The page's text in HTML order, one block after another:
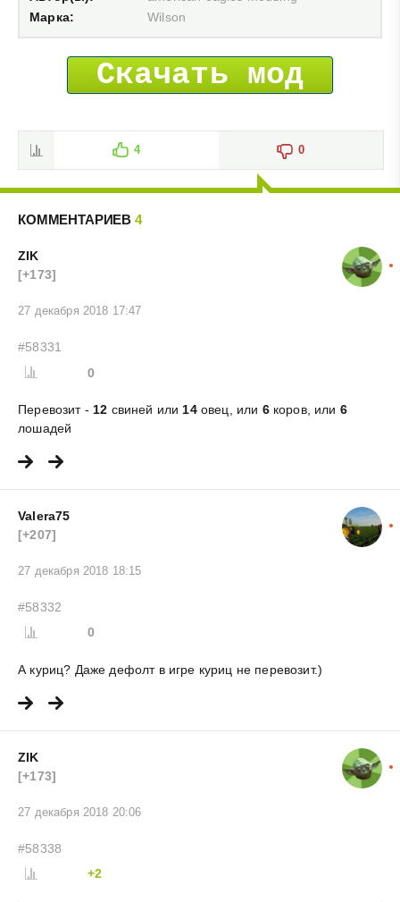
Марка:
Wilson
Скачать мод
4 0
КОММЕНТАРИЕВ 4
ZIK
[+173]
27 декабря 2018 17:47
#58331
0
Перевозит - 12 свиней или 14овец, или 6коров, или 6
лошадей
Valera75
[+207]
27 декабря 2018 18:15
#58332
0
А куриц? Даже дефолт в игре куриц не перевозит.)
ZIK
[+173]
27 декабря 2018 20:06
#58338
+2